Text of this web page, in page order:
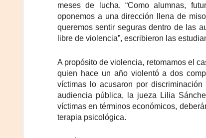
meses de lucha. “Como alumnas,
oponemos a una dirección llena de
queremos sentir seguras dentro de las
libre de violencia”, escribieron las
A propósito de violencia, retomamos el
quien hace un año violentó a dos
víctimas lo acusaron por
audiencia pública, la jueza Lilia
víctimas en términos económicos,
terapia psicológica.
AUG
2
Frida Viva la Vida
La increíble actriz
icónica Frida Kahlo
más representado en el
AUG
𝗘𝗹 𝗱𝗶𝘃𝗼𝗿𝗰𝗶𝗼 𝗽𝘂𝗲𝗱𝗲